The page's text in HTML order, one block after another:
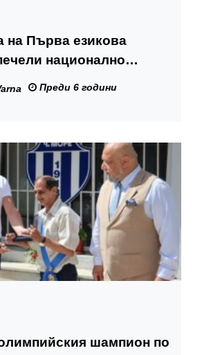
на Първа езикова
национално
Преди 6 години
шампион по